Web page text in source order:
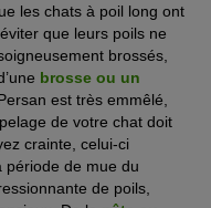
les chats à poil long ont
que leurs poils ne
brossés,
brosse ou un
est très emmêlé,
de votre chat doit
crainte, celui-ci
période de mue du
de poils,